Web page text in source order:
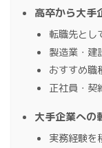
高卒から大手
転職先とし
製造業・建
おすすめ職
正社員・契
大手企業への
実務経験を